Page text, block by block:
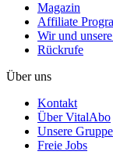
Magazin
Affiliate
Wir und
Rückrufe
Über uns
Kontakt
Über VitalAbo
Unsere Gruppe
Freie Jobs